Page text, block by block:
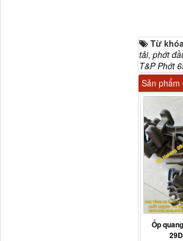
Từ
tải, phớt
T&P Phớt
Sản phẩm
Ốp